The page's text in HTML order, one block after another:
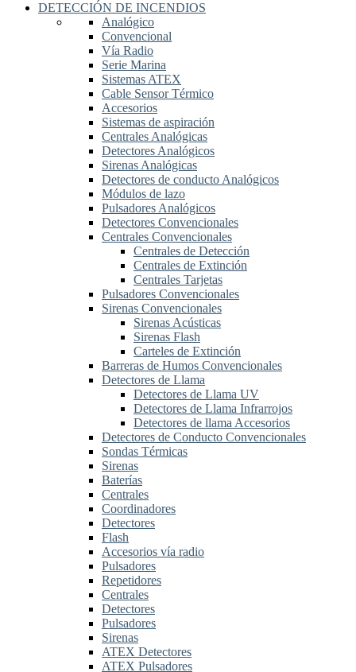
DETECCIÓN DE INCENDIOS
Analógico
Convencional
Vía Radio
Serie Marina
Sistemas ATEX
Cable Sensor Térmico
Accesorios
Sistemas de aspiración
Centrales Analógicas
Detectores Analógicos
Sirenas Analógicas
Detectores de conducto Analógicos
Módulos de lazo
Pulsadores Analógicos
Detectores Convencionales
Centrales Convencionales
Centrales de Detección
Centrales de Extinción
Centrales Tarjetas
Pulsadores Convencionales
Sirenas Convencionales
Sirenas Acústicas
Sirenas Flash
Carteles de Extinción
Barreras de Humos Convencionales
Detectores de Llama
Detectores de Llama UV
Detectores de Llama Infrarrojos
Detectores de llama Accesorios
Detectores de Conducto Convencionales
Sondas Térmicas
Sirenas
Baterías
Centrales
Coordinadores
Detectores
Flash
Accesorios vía radio
Pulsadores
Repetidores
Centrales
Detectores
Pulsadores
Sirenas
ATEX Detectores
ATEX Pulsadores